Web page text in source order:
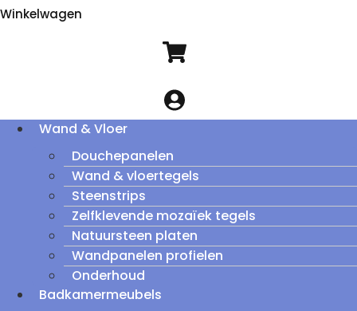
Winkelwagen
Wand & Vloer
Douchepanelen
Wand & vloertegels
Steenstrips
Zelfklevende mozaïek tegels
Natuursteen platen
Wandpanelen profielen
Onderhoud
Badkamermeubels